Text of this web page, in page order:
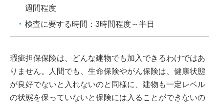
週間程度
検査に要する時間：3時間程度～半日
瑕疵担保保険は、どんな建物でも加入できるわけではあ
りません。人間でも、生命保険やがん保険は、健康状態
が良好でないと入れないのと同様に、建物も一定レベル
の状態を保っていないと保険には入ることができないの